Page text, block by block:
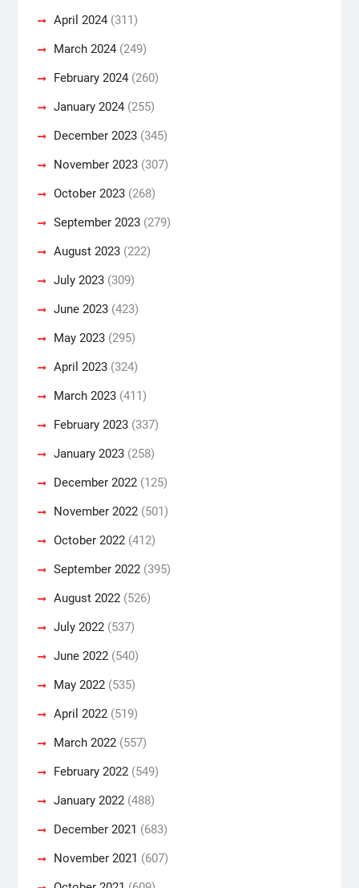
April 2024(311)
March 2024(249)
February 2024(260)
January 2024(255)
December 2023(345)
November 2023(307)
October 2023(268)
September 2023(279)
August 2023(222)
July 2023(309)
June 2023(423)
May 2023(295)
April 2023(324)
March 2023(411)
February 2023(337)
January 2023(258)
December 2022(125)
November 2022(501)
October 2022(412)
September 2022(395)
August 2022(526)
July 2022(537)
June 2022(540)
May 2022(535)
April 2022(519)
March 2022(557)
February 2022(549)
January 2022(488)
December 2021 (683)
November 2021 (607)